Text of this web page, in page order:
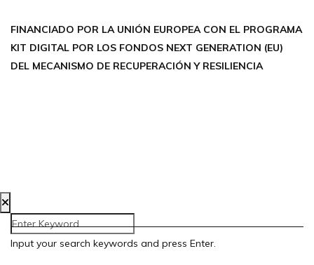
FINANCIADO POR LA UNIÓN EUROPEA CON EL PROGRAMA
KIT DIGITAL POR LOS FONDOS NEXT GENERATION (EU)
DEL MECANISMO DE RECUPERACIÓN Y RESILIENCIA
Input your search keywords and press Enter.